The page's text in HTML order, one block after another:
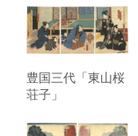
豊国三代「東山桜
荘子」